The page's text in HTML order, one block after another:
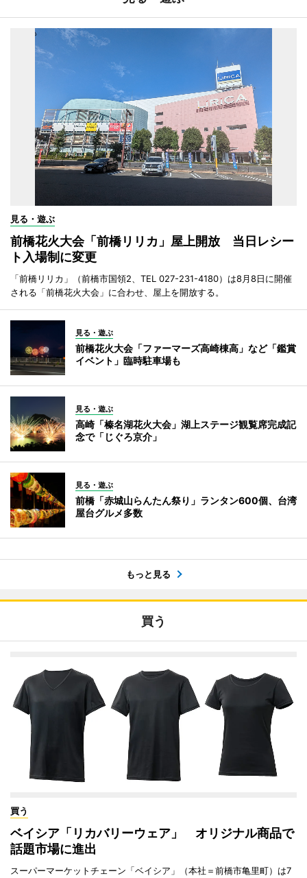
見る・遊ぶ
前橋花火大会「前橋リリカ」屋上開放 当日レシー
ト入場制に変更
「前橋リリカ」（前橋市国領2、TEL 027-231-4180）は8月8日に開催
される「前橋花火大会」に合わせ、屋上を開放する。
見る・遊ぶ
前橋花火大会「ファーマーズ高崎棟高」など「鑑賞
イベント」臨時駐車場も
見る・遊ぶ
高崎「榛名湖花火大会」湖上ステージ観覧席完成記
念で「じぐろ京介」
見る・遊ぶ
前橋「赤城山らんたん祭り」ランタン600個、台湾
屋台グルメ多数
もっと見る
買う
買う
ベイシア「リカバリーウェア」 オリジナル商品で
話題市場に進出
スーパーマーケットチェーン「ベイシア」（本社＝前橋市亀里町）は7